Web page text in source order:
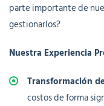
parte importante de
gestionarlos?
Nuestra Experiencia
Transformación
costos de forma